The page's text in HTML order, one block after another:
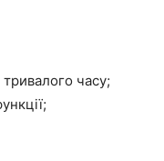
часу;